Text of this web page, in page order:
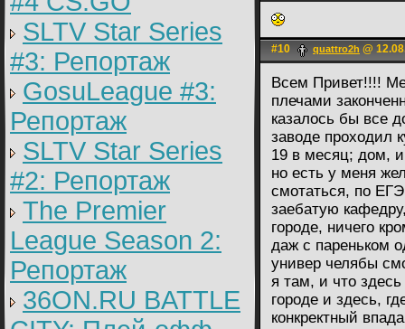
SLTV Star Series
#3: Репортаж
GosuLeague #3:
Репортаж
SLTV Star Series
#2: Репортаж
The Premier
League Season 2:
Репортаж
36ON.RU BATTLE
#10 quattro2h @
Всем Привет!!!!
плечами
казалось бы все
заводе проходил
19 в месяц; дом,
но есть у меня
смотаться, по
заебатую
городе, ничего
даж с пареньком
универ челябы
я там, и что
городе и здесь,
конкректный